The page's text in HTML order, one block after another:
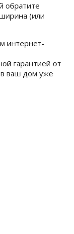
обратите
(или
интернет-
гарантией от
в ваш дом уже